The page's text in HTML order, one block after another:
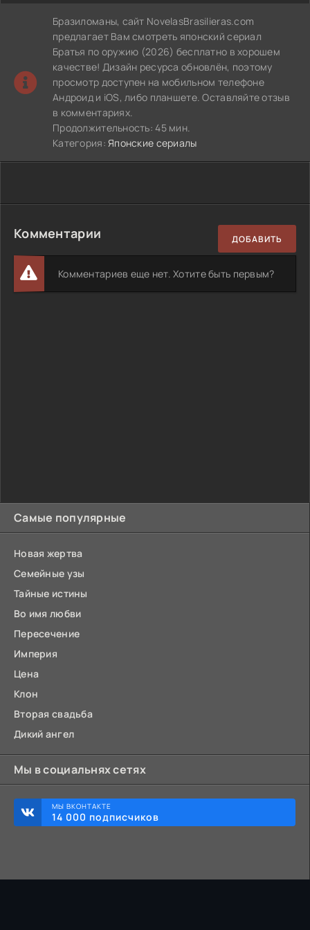
Самые популярные
Новая жертва
Семейные узы
Тайные истины
Во имя любви
Пересечение
Империя
Цена
Клон
Вторая свадьба
Дикий ангел
Мы в социальнях сетях
МЫ ВКОНТАКТЕ
14 000 подписчиков
Бразиломаны, сайт NovelasBrasilieras.com
предлагает Вам смотреть японский сериал
Братья по оружию (2026) бесплатно в хорошем
качестве! Дизайн ресурса обновлён, поэтому
просмотр доступен на мобильном телефоне
Андроид и iOS, либо планшете. Оставляйте отзыв
в комментариях.
Продолжительность: 45 мин.
Категория:Японские сериалы
Комментарии ДОБАВИТЬ
Комментариев еще нет. Хотите быть первым?